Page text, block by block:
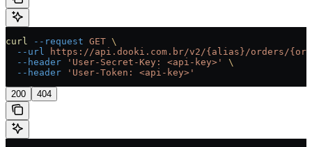
curl --request GET \
  --url
https://api.dooki.com.br/v2/{alias}/orders/
  --header
'User-Secret-Key: <api-key>'
\
  --header
'User-Token: <api-key>'
200 404